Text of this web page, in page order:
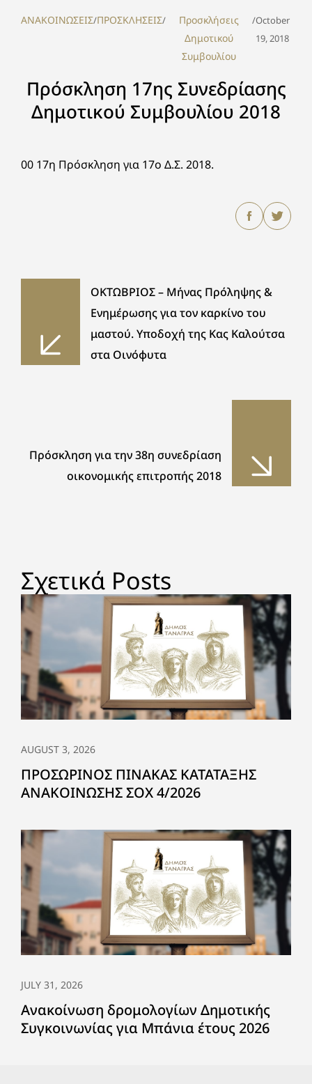
ΑΝΑΚΟΙΝΩΣΕΙΣ/ΠΡΟΣΚΛΗΣΕΙΣ/
Προσκλήσεις
Δημοτικού
Συμβουλίου
/October
19, 2018
Πρόσκληση 17ης Συνεδρίασης
Δημοτικού Συμβουλίου 2018
00 17η Πρόσκληση για 17ο Δ.Σ. 2018.
ΟΚΤΩΒΡΙΟΣ – Μήνας Πρόληψης &
Ενημέρωσης για τον καρκίνο του
μαστού. Υποδοχή της Κας Καλούτσα
στα Οινόφυτα
Πρόσκληση για την 38η συνεδρίαση
οικονομικής επιτροπής 2018
Σχετικά Posts
AUGUST 3, 2026
ΠΡΟΣΩΡΙΝΟΣ ΠΙΝΑΚΑΣ ΚΑΤΑΤΑΞΗΣ
ΑΝΑΚΟΙΝΩΣΗΣ ΣΟΧ 4/2026
JULY 31, 2026
Ανακοίνωση δρομολογίων Δημοτικής
Συγκοινωνίας για Μπάνια έτους 2026